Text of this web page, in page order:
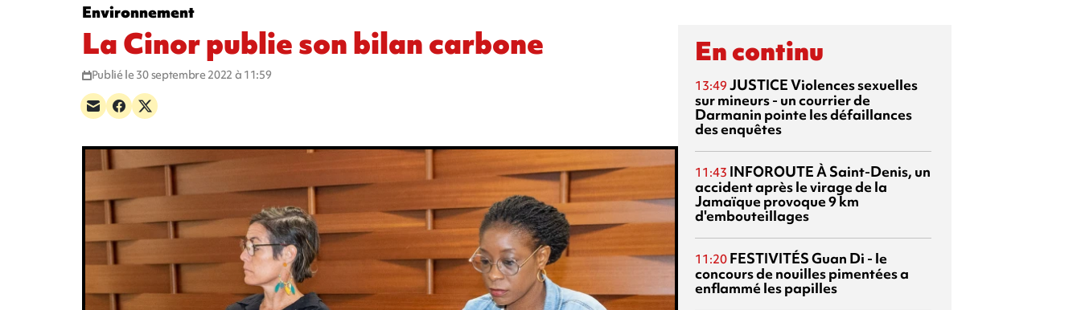
Environnement
La Cinor publie son bilan carbone
Publié le 30 septembre 2022 à 11:59
En continu
13:49 JUSTICEViolences sexuelles
sur mineurs - un courrier de
Darmanin pointe les défaillances
des enquêtes
11:43 INFOROUTEÀ Saint-Denis, un
accident après le virage de la
Jamaïque provoque 9 km
d'embouteillages
11:20 FESTIVITÉSGuan Di - le
concours de nouilles pimentées a
enflammé les papilles